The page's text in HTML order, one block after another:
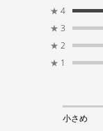
★ 4
★ 3
★ 2
★ 1
小さめ